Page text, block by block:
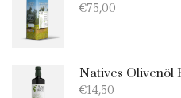
€75,00
€14,50